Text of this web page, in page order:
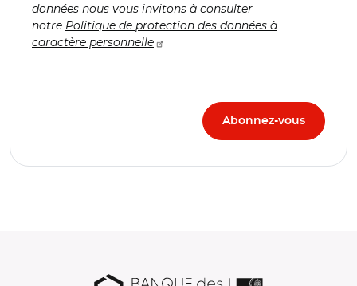
données nous vous invitons à consulter
notre Politique de protection des données à
caractère personnelle